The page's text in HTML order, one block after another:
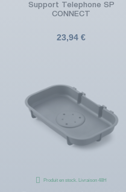
Support Telephone SP
CONNECT
23,94 €
Produit en stock. Livraison 48H